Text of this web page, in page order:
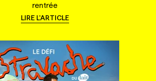
rentrée
LIRE L'ARTICLE